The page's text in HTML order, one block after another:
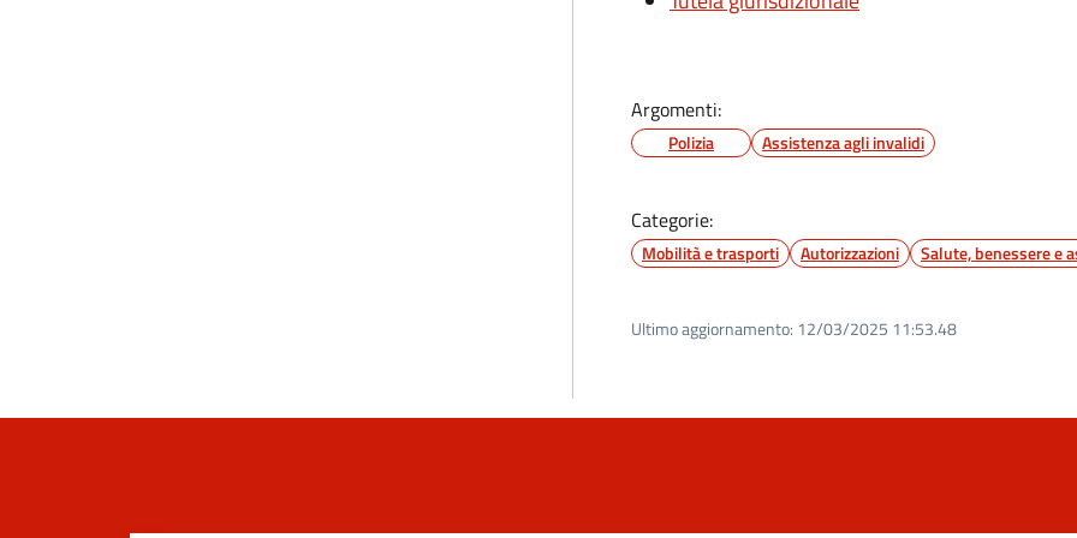
Argomenti:
Polizia Assistenza agli invalidi
Categorie:
Mobilità e trasporti Autorizzazioni Salute, benessere e
Ultimo aggiornamento: 12/03/2025 11:53.48